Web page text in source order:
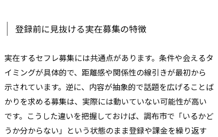
登録前に見抜ける実在募集の特徴
実在するセフレ募集には共通点があります。条件や会えるタ
イミングが具体的で、距離感や関係性の線引きが最初から
示されています。逆に、内容が抽象的で話題を広げることば
かりを求める募集は、実際には動いていない可能性が高い
です。こうした違いを把握しておけば、調布市で「いるかど
うか分からない」という状態のまま登録や課金を繰り返す